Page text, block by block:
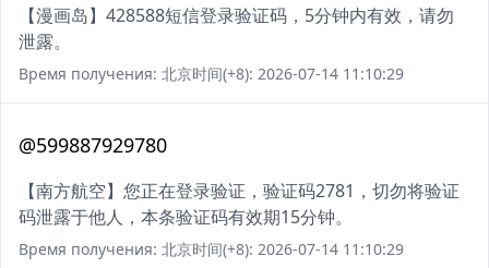
【漫画岛】428588短信登录验证码，5分钟内有效，请勿
泄露。
Время получения: 北京时间(+8): 2026-07-14 11:10:29
@599887929780
【南方航空】您正在登录验证，验证码2781，切勿将验证
码泄露于他人，本条验证码有效期15分钟。
Время получения: 北京时间(+8): 2026-07-14 11:10:29